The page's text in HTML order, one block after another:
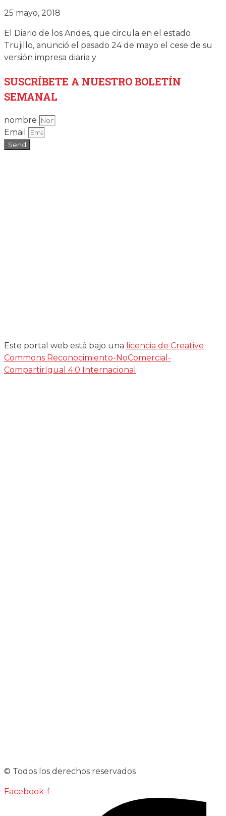
25 mayo, 2018
El Diario de los Andes, que circula en el estado
Trujillo, anunció el pasado 24 de mayo el cese de su
versión impresa diaria y
SUSCRÍBETE A NUESTRO BOLETÍN
SEMANAL
nombre
Email
Send
Este portal web está bajo una licencia de Creative
Commons Reconocimiento-NoComercial-
CompartirIgual 4.0 Internacional
© Todos los derechos reservados
Facebook-f